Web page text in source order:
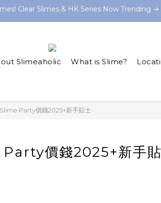
Clear Slimes & HK Series Now Trending
from $199 HKD now at and let the slime-
Clear Slimes & HK Series Now Trending →
Slimeaholic What is Slime?
Party價錢2025+新手貼士
價錢2025+新手